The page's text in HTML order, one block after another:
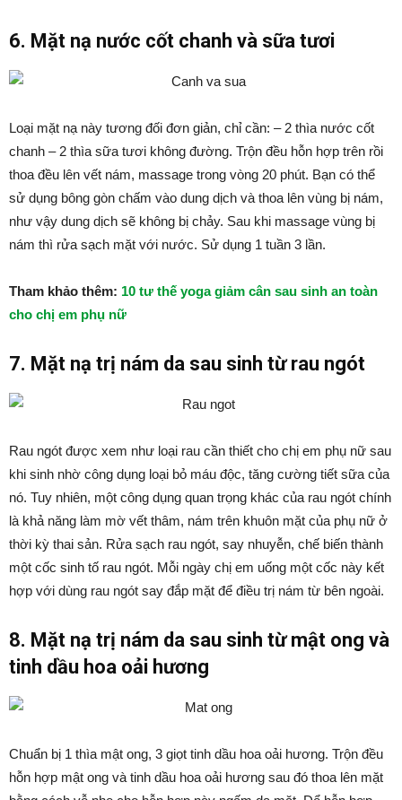
6. Mặt nạ nước cốt chanh và sữa tươi
Loại mặt nạ này tương đối đơn giản, chỉ cần: – 2 thìa nước cốt
chanh – 2 thìa sữa tươi không đường. Trộn đều hỗn hợp trên rồi
thoa đều lên vết nám, massage trong vòng 20 phút. Bạn có thể
sử dụng bông gòn chấm vào dung dịch và thoa lên vùng bị nám,
như vậy dung dịch sẽ không bị chảy. Sau khi massage vùng bị
nám thì rửa sạch mặt với nước. Sử dụng 1 tuần 3 lần.
Tham khảo thêm: 10 tư thế yoga giảm cân sau sinh an toàn
cho chị em phụ nữ
7. Mặt nạ trị nám da sau sinh từ rau ngót
Rau ngót được xem như loại rau cần thiết cho chị em phụ nữ sau
khi sinh nhờ công dụng loại bỏ máu độc, tăng cường tiết sữa của
nó. Tuy nhiên, một công dụng quan trọng khác của rau ngót chính
là khả năng làm mờ vết thâm, nám trên khuôn mặt của phụ nữ ở
thời kỳ thai sản. Rửa sạch rau ngót, say nhuyễn, chế biến thành
một cốc sinh tố rau ngót. Mỗi ngày chị em uống một cốc này kết
hợp với dùng rau ngót say đắp mặt để điều trị nám từ bên ngoài.
8. Mặt nạ trị nám da sau sinh từ mật ong và
tinh dầu hoa oải hương
Chuẩn bị 1 thìa mật ong, 3 giọt tinh dầu hoa oải hương. Trộn đều
hỗn hợp mật ong và tinh dầu hoa oải hương sau đó thoa lên mặt